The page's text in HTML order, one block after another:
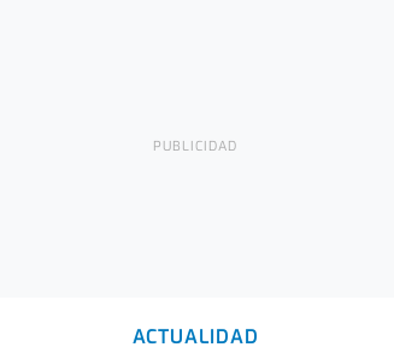
ACTUALIDAD